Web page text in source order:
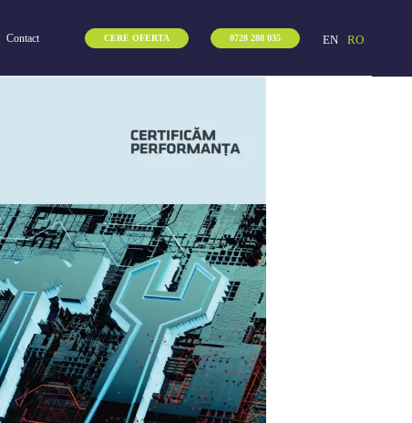
Contact CERE OFERTA 0728 288 035 EN RO